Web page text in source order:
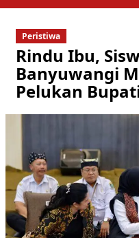
Peristiwa
Rindu Ibu,
Banyuwangi
Pelukan